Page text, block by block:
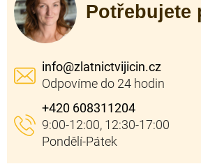
Potřebujete
info@zlatnictvijicin.cz
+420 608311204